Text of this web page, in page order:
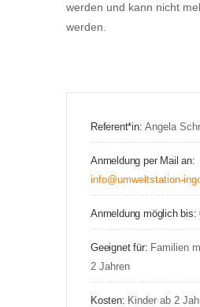
werden und kann nicht
werden.
Referent*in:Angela
Anmeldung per Mail an:
info@umweltstation-
Anmeldung möglich bis:
Geeignet für: Familien
2 Jahren
Kosten: Kinder ab 2